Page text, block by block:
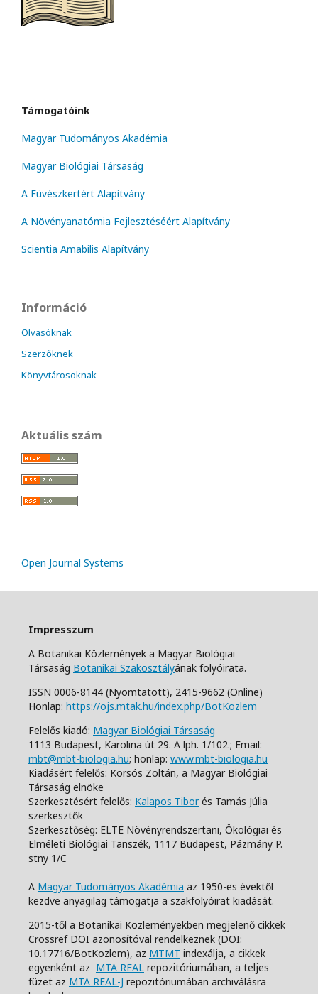
Támogatóink
Magyar Tudományos Akadémia
Magyar Biológiai Társaság
A Füvészkertért Alapítvány
A Növényanatómia Fejlesztéséért Alapítvány
Scientia Amabilis Alapítvány
Információ
Olvasóknak
Szerzőknek
Könyvtárosoknak
Aktuális szám
Open Journal Systems
Impresszum
A Botanikai Közlemények a Magyar Biológiai
Társaság Botanikai Szakosztályának folyóirata.
ISSN 0006-8144 (Nyomtatott), 2415-9662 (Online)
Honlap: https://ojs.mtak.hu/index.php/BotKozlem
Felelős kiadó: Magyar Biológiai Társaság
1113 Budapest, Karolina út 29. A lph. 1/102.; Email:
mbt@mbt-biologia.hu; honlap: www.mbt-biologia.hu
Kiadásért felelős: Korsós Zoltán, a Magyar Biológiai
Társaság elnöke
Szerkesztésért felelős: Kalapos Tiborés Tamás Júlia
szerkesztők
Szerkesztőség: ELTE Növényrendszertani, Ökológiai és
Elméleti Biológiai Tanszék, 1117 Budapest, Pázmány P.
stny 1/C
A Magyar Tudományos Akadémia az 1950-es évektől
kezdve anyagilag támogatja a szakfolyóirat kiadását.
2015-től a Botanikai Közleményekben megjelenő cikkek
Crossref DOI azonosítóval rendelkeznek (DOI:
10.17716/BotKozlem), az MTMT indexálja, a cikkek
egyenként az MTA REAL repozitóriumában, a teljes
füzet az MTA REAL-J repozitóriumában archiválásra